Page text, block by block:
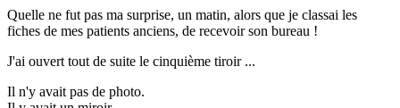
Quelle ne fut pas ma surprise, un matin, alors que je classai les
fiches de mes patients anciens, de recevoir son bureau !
J'ai ouvert tout de suite le cinquième tiroir ...
Il n'y avait pas de photo.